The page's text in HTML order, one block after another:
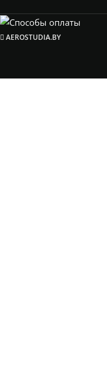
AEROSTUDIA.BY